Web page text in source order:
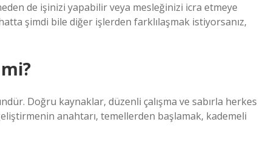
de işinizi yapabilir veya mesleğinizi icra etmeye
şimdi bile diğer işlerden farklılaşmak istiyorsanız,
Doğru kaynaklar, düzenli çalışma ve sabırla herkes
anahtarı, temellerden başlamak, kademeli